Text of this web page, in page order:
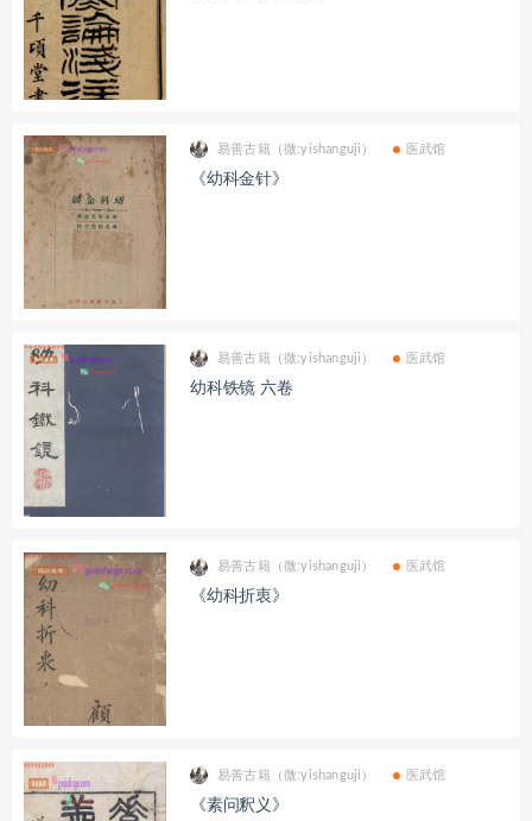
易善古籍（微:yishanguji） 医武馆
《幼科金针》
易善古籍（微:yishanguji） 医武馆
幼科铁镜 六卷
易善古籍（微:yishanguji） 医武馆
《幼科折衷》
易善古籍（微:yishanguji） 医武馆
《素问釈义》